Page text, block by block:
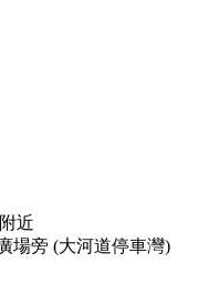
近
場旁 (大河道停車灣)